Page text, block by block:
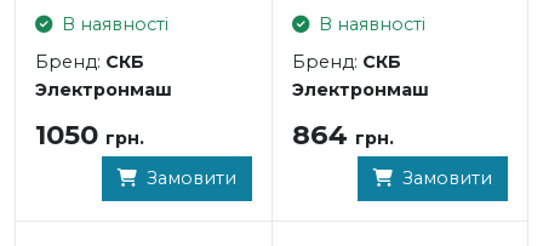
В наявності
Бренд: СКБ
Электронмаш
1050 грн.
Замовити
В наявності
Бренд: СКБ
Электронмаш
864 грн.
Замовити